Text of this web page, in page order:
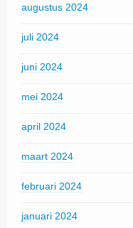
augustus 2024
juli 2024
juni 2024
mei 2024
april 2024
maart 2024
februari 2024
januari 2024